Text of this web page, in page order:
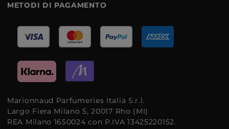
METODI DI PAGAMENTO
Marionnaud Parfumeries Italia S.r.l.
Largo Fiera Milano 5, 20017 Rho (MI)
REA Milano 1650024 con P.IVA 13425220152.